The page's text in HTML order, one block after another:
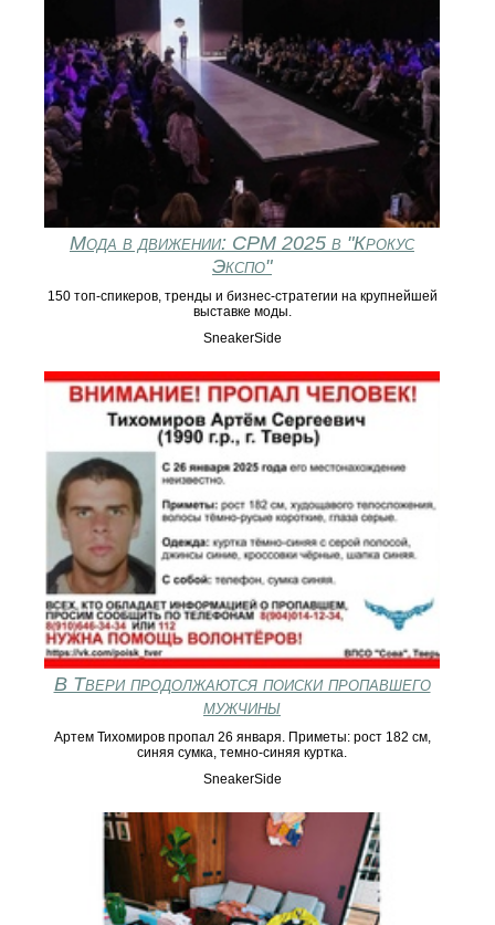
Мода в движении: CPM 2025 в "Крокус
Экспо"
150 топ-спикеров, тренды и бизнес-стратегии на крупнейшей
выставке моды.
SneakerSide
В Твери продолжаются поиски пропавшего
мужчины
Артем Тихомиров пропал 26 января. Приметы: рост 182 см,
синяя сумка, темно-синяя куртка.
SneakerSide